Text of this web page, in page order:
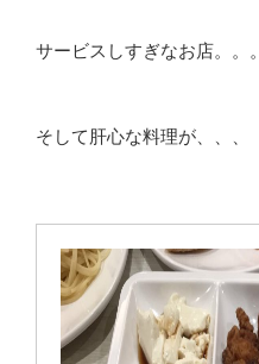
サービスしすぎなお店。。。
そして肝心な料理が、、、